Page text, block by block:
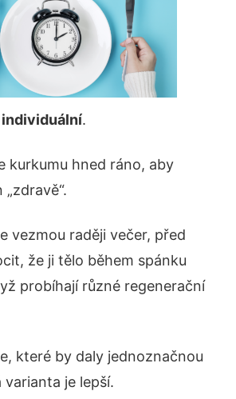
individuální.
kurkumu hned ráno, aby
vezmou raději večer, před
že ji tělo během spánku
probíhají různé regenerační
které by daly jednoznačnou
je lepší.